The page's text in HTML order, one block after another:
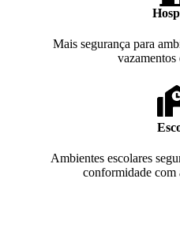
Mais segurança para
vazamentos
Ambientes escolares
conformidade com